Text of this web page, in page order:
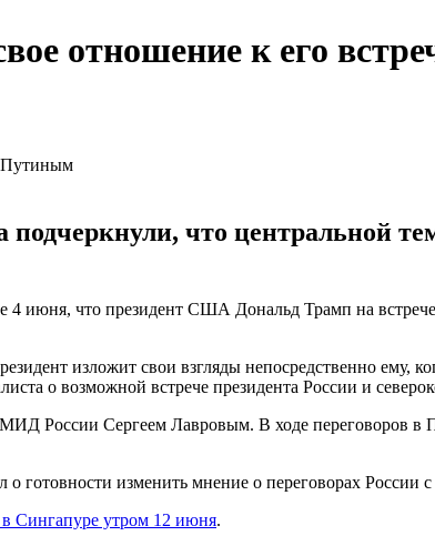
отношение к его
подчеркнули, что центральной
4 июня, что президент США Дональд Трамп на
изложит свои взгляды непосредственно ему,
о возможной встрече президента России и
России Сергеем Лавровым. В ходе переговоров в
о готовности изменить мнение о переговорах
в Сингапуре утром 12 июня.